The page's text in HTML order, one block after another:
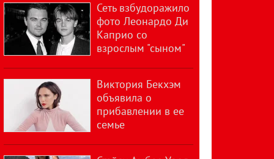
Сеть взбудоражило
фото Леонардо Ди
Каприо со
взрослым "сыном"
Виктория Бекхэм
объявила о
прибавлении в ее
семье